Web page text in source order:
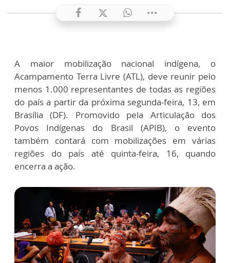
A maior mobilização nacional indígena, o
Acampamento Terra Livre (ATL), deve reunir pelo
menos 1.000 representantes de todas as regiões
do país a partir da próxima segunda-feira, 13, em
Brasília (DF). Promovido pela Articulação dos
Povos Indígenas do Brasil (APIB), o evento
também contará com mobilizações em várias
regiões do país até quinta-feira, 16, quando
encerra a ação.